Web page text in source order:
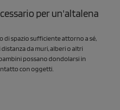
per un'altalena
di spazio sufficiente attorno a sé,
da muri, alberi o altri
possano dondolarsi in
con oggetti.